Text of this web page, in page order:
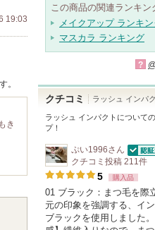
19:03
。
き
この商品の関連ランキン
メイクアップ ランキ
マスカラ ランキング
?
クチコミ ラッシュ インパ
ラッシュ インパクト について
プ！
ぷい1996さん
認証済
クチコミ投稿 211 件
5 購入品
01 ブラック：まつ毛を際
元の印象を強調する、イ
ブラックを使用しました